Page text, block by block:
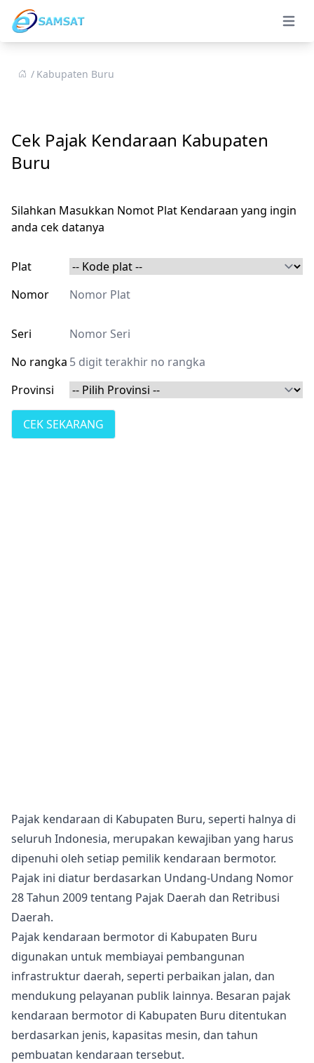
Open
Kabupaten Buru
Cek Pajak Kendaraan Kabupaten
Buru
Silahkan Masukkan Nomot Plat Kendaraan yang ingin
anda cek datanya
Plat
Nomor
Seri
No rangka
Provinsi
Pajak kendaraan di Kabupaten Buru, seperti halnya di
seluruh Indonesia, merupakan kewajiban yang harus
dipenuhi oleh setiap pemilik kendaraan bermotor.
Pajak ini diatur berdasarkan Undang-Undang Nomor
28 Tahun 2009 tentang Pajak Daerah dan Retribusi
Daerah.
Pajak kendaraan bermotor di Kabupaten Buru
digunakan untuk membiayai pembangunan
infrastruktur daerah, seperti perbaikan jalan, dan
mendukung pelayanan publik lainnya. Besaran pajak
kendaraan bermotor di Kabupaten Buru ditentukan
berdasarkan jenis, kapasitas mesin, dan tahun
pembuatan kendaraan tersebut.